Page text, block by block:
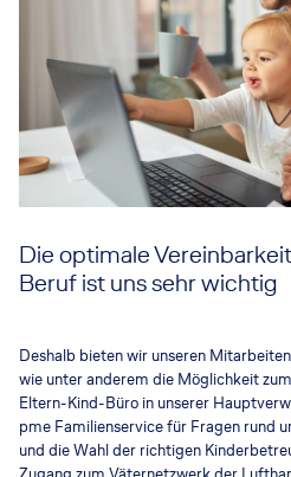
Die optimale
Beruf ist uns sehr wichtig
Deshalb bieten wir unseren
wie unter anderem die Möglichkeit
Eltern-Kind-Büro in unserer
pme Familienservice für Fragen rund
und die Wahl der richtigen